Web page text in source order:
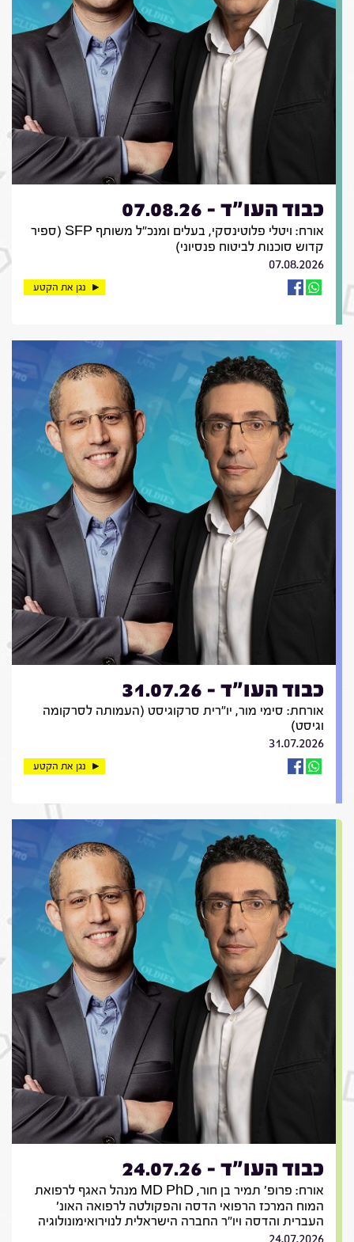
כבוד העו"ד - 07.08.26
אורח: ויטלי פלוטינסקי, בעלים ומנכ"ל משותף SFP (ספיר
קדוש סוכנות לביטוח פנסיוני)
07.08.2026
נגן את הקטע
כבוד העו"ד - 31.07.26
אורחת: סימי מור, יו"רית סרקוגיסט (העמותה לסרקומה
וגיסט)
31.07.2026
נגן את הקטע
כבוד העו"ד - 24.07.26
אורח: פרופ' תמיר בן חור, MD PhD מנהל האגף לרפואת
המוח המרכז הרפואי הדסה והפקולטה לרפואה האונ'
העברית והדסה ויו"ר החברה הישראלית לנוירואימונולוגיה
24.07.2026